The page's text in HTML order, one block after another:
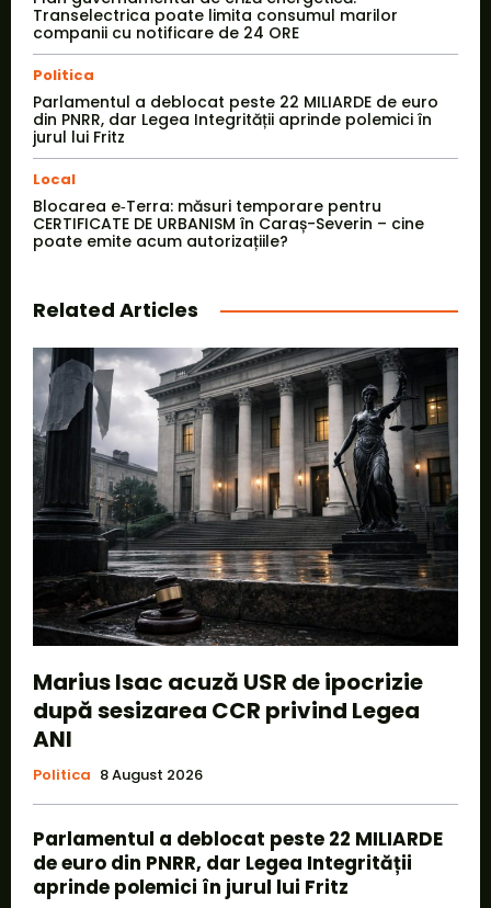
Transelectrica poate limita consumul marilor
companii cu notificare de 24 ORE
Politica
Parlamentul a deblocat peste 22 MILIARDE de euro
din PNRR, dar Legea Integrității aprinde polemici în
jurul lui Fritz
Local
Blocarea e‑Terra: măsuri temporare pentru
CERTIFICATE DE URBANISM în Caraș-Severin – cine
poate emite acum autorizațiile?
Related Articles
Marius Isac acuză USR de ipocrizie
după sesizarea CCR privind Legea
ANI
Politica 8 August 2026
Parlamentul a deblocat peste 22 MILIARDE
de euro din PNRR, dar Legea Integrității
aprinde polemici în jurul lui Fritz